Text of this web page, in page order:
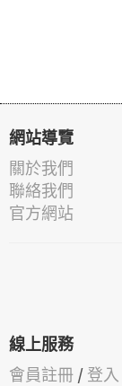
網站導覽
關於我們
聯絡我們
官方網站
線上服務
會員註冊 / 登入